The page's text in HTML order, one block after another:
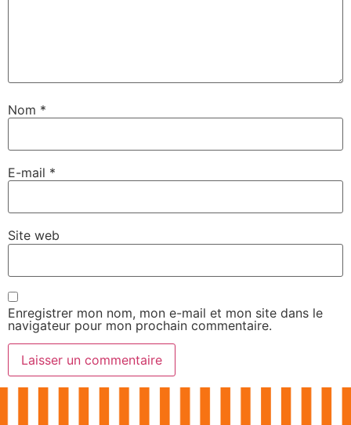
Nom *
E-mail *
Site web
Enregistrer mon nom, mon e-mail et mon site dans le
navigateur pour mon prochain commentaire.